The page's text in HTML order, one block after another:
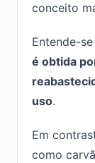
conceito
Entende-
é obtida
uso.
Em
como